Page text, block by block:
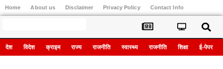
Home About us Disclaimer Privacy Policy Contact Info
देश विदेश क्राइम राज्य राजनीति स्वास्थ्य राजनीति शिक्षा ई-पेपर